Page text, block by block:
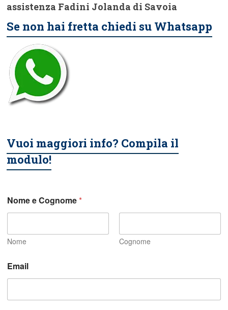
assistenza Fadini Jolanda di Savoia
Se non hai fretta chiedi su Whatsapp
Vuoi maggiori info? Compila il
modulo!
Nome e Cognome*
Nome Cognome
i
u
a
Email